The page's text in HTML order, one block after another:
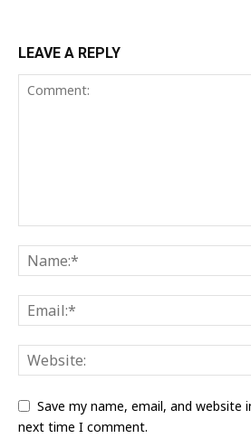
LEAVE A REPLY
Save my name, email, and website
next time I comment.